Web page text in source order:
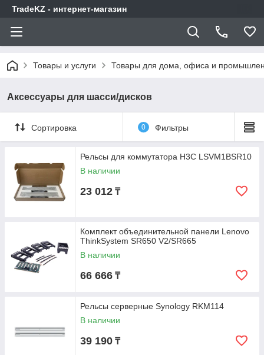
TradeKZ - интернет-магазин
Товары и услуги Товары для дома, офиса и
Аксессуары для шасси/дисков
Сортировка 0 Фильтры
Рельсы для коммутатора H3C LSVM1BSR10
В наличии
23 012 ₸
Комплект объединительной панели Lenovo
ThinkSystem SR650 V2/SR665
В наличии
66 666 ₸
Рельсы серверные Synology RKM114
В наличии
39 190 ₸